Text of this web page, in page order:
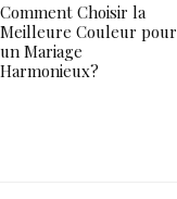
Comment Choisir la
Meilleure Couleur pour
un Mariage
Harmonieux?